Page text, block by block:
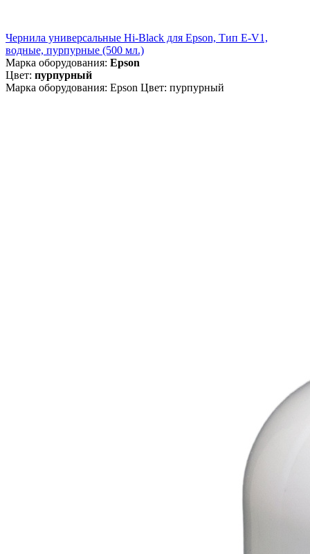
Чернила универсальные Hi-Black для Epson, Тип E-V1,
водные, пурпурные (500 мл.)
Марка оборудования: Epson
Цвет: пурпурный
Марка оборудования: Epson Цвет: пурпурный